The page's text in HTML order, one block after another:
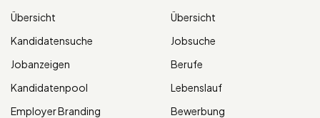
Übersicht
Kandidatensuche
Jobanzeigen
Kandidatenpool
Employer Branding
Übersicht
Jobsuche
Berufe
Lebenslauf
Bewerbung